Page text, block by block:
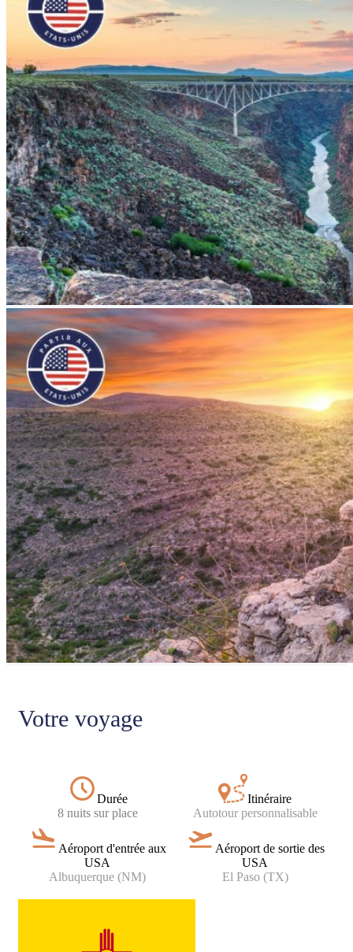
Votre voyage
Durée
8 nuits sur place
Itinéraire
Autotour personnalisable
Aéroport d'entrée aux
USA
Albuquerque (NM)
Aéroport de sortie des
USA
El Paso (TX)